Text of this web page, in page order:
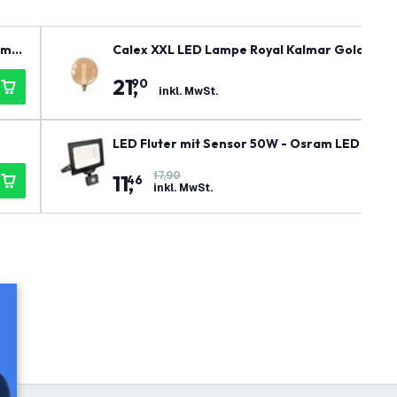
Calex XXL LED Lampe Royal Kalmar Gold -
21,
90 inkl. MwSt.
LED Fluter mit Sensor 50W - Osram LED
11,
46
17,90
inkl. MwSt.